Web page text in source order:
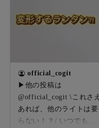
(67cm×67cm×150cm) 薄
ープ(4本)・砂袋(4枚)・
official_cogit
▶他の投稿は
@official_cogit \これさえ
あれば、他のライトは要
らない！？/ いつでもど